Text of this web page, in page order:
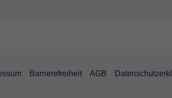
Barrierefreiheit AGB